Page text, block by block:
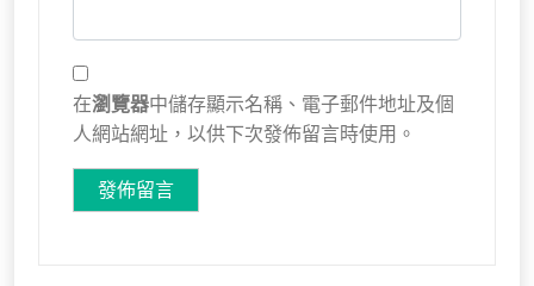
在瀏覽器中儲存顯示名稱、電子郵件地址及個
人網站網址，以供下次發佈留言時使用。